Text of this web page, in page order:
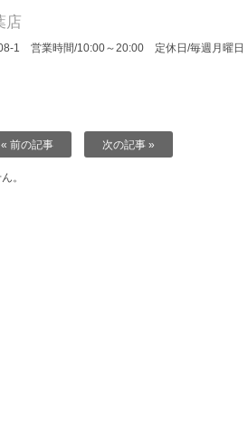
店
1 営業時間/10:00～20:00 定休日/毎週月曜日
« 前の記事 次の記事 »
。